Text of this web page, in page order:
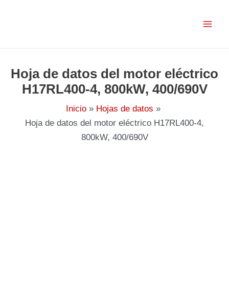
Hoja de datos del motor eléctrico
H17RL400-4, 800kW, 400/690V
Inicio
Hojas de datos
Hoja de datos del motor eléctrico H17RL400-4,
800kW, 400/690V